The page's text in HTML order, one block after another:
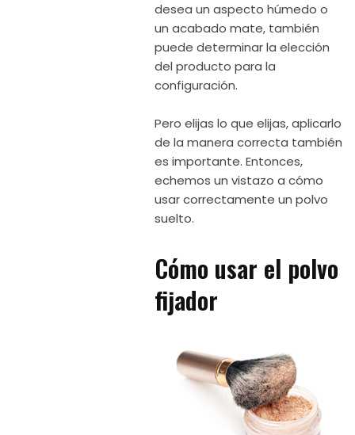
desea un aspecto húmedo o
un acabado mate, también
puede determinar la elección
del producto para la
configuración.
Pero elijas lo que elijas, aplicarlo
de la manera correcta también
es importante. Entonces,
echemos un vistazo a cómo
usar correctamente un polvo
suelto.
Cómo usar el polvo
fijador